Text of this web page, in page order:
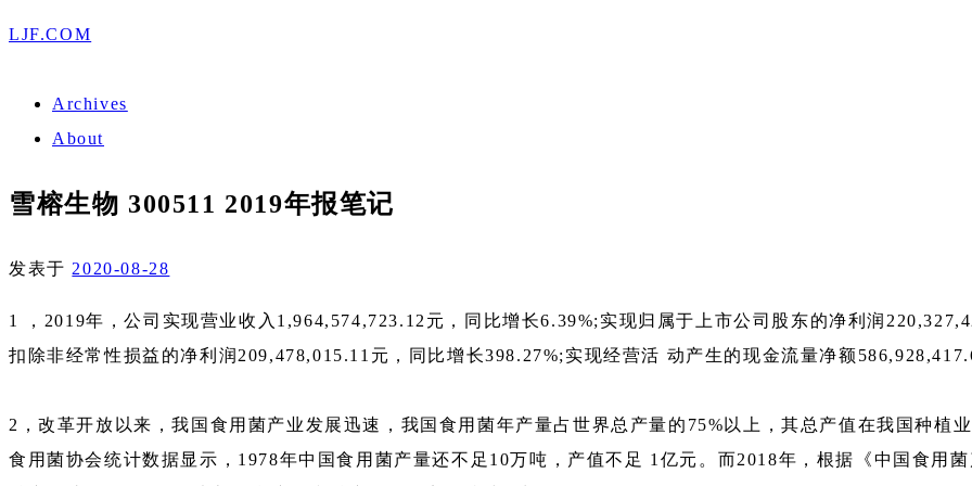
LJF.COM
Archives
About
雪榕生物 300511 2019年报笔记
发表于 2020-08-28
1 ，2019年，公司实现营业收入1,964,574,723.12元，同比增长6.39%;实现归属于上市公司股东的净利润
扣除非经常性损益的净利润209,478,015.11元，同比增长398.27%;实现经营活 动产生的现金流量净额
2，改革开放以来，我国食用菌产业发展迅速，我国食用菌年产量占世界总产量的75%以上，其总产值在我国种植
食用菌协会统计数据显示，1978年中国食用菌产量还不足10万吨，产值不足 1亿元。而2018年，根据《中国食用